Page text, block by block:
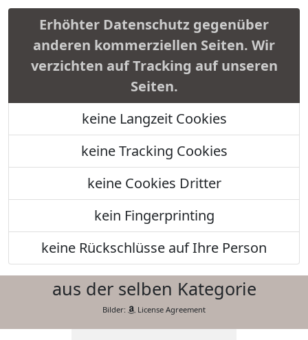
Erhöhter Datenschutz gegenüber
anderen kommerziellen Seiten. Wir
verzichten auf Tracking auf unseren
Seiten.
keine Langzeit Cookies
keine Tracking Cookies
keine Cookies Dritter
kein Fingerprinting
keine Rückschlüsse auf Ihre Person
aus der selben Kategorie
Bilder: License Agreement